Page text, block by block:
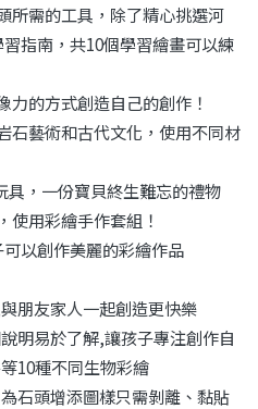
所需的工具，除了精心挑選河
指南，共10個學習繪畫可以練
的方式創造自己的創作！
石藝術和古代文化，使用不同材
，一份寶貝終生難忘的禮物
使用彩繪手作套組！
以創作美麗的彩繪作品
朋友家人一起創造更快樂
明易於了解,讓孩子專注創作自
10種不同生物彩繪
石頭增添圖樣只需剝離、黏貼